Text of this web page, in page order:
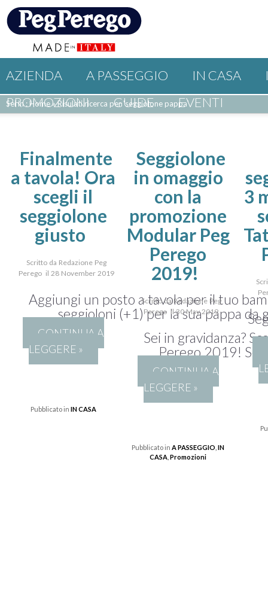
AZIENDA A PASSEGGIO IN CASA
PROMOZIONI
GUIDE EVENTI
Sei in : Home»Risulati ricerca per 'seggiolone pappa'
Finalmente
a tavola! Ora
scegli il
seggiolone
giusto
Scritto da Redazione Peg
Perego il 28 November 2019
Aggiungi un posto a tavola per il tuo
seggioloni (+1) per la sua pappa da
CONTINUA A
LEGGERE »
Pubblicato in IN CASA
Seggiolone
in omaggio
con la
promozione
Modular Peg
Perego
2019!
Scritto da Redazione Peg
Perego il 30 May 2019
Sei in gravidanza?
Perego 2019!
CONTINUA A
LEGGERE »
Pubblicato inA PASSEGGIO ,IN
CASA ,Promozioni
3